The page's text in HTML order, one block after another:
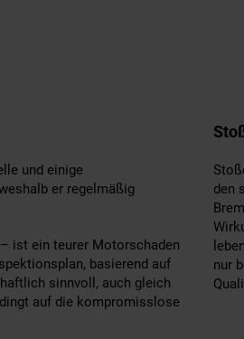
und einige
er regelmäßig
ist ein teurer Motorschaden
basierend auf
sinnvoll, auch gleich
auf die kompromisslose
den
nur